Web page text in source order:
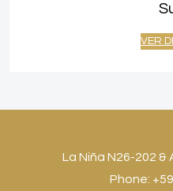
VER
La Niña N26-202 &
Phone: